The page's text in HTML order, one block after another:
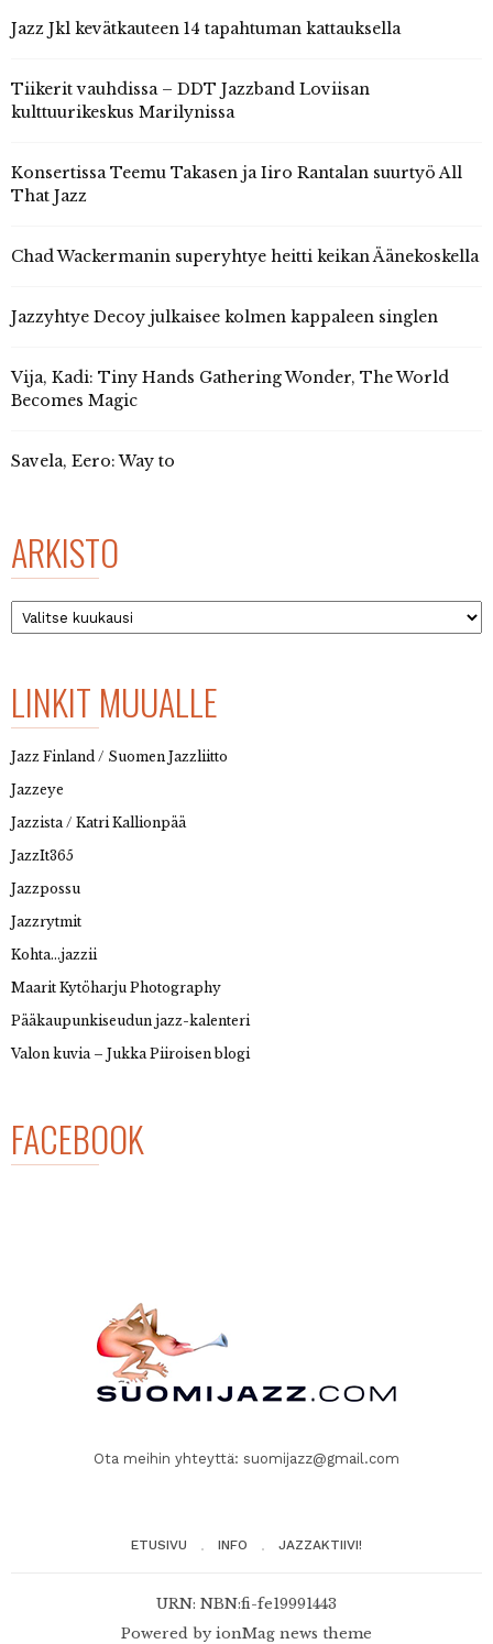
Jazz Jkl kevätkauteen 14 tapahtuman kattauksella
Tiikerit vauhdissa – DDT Jazzband Loviisan
kulttuurikeskus Marilynissa
Konsertissa Teemu Takasen ja Iiro Rantalan suurtyö All
That Jazz
Chad Wackermanin superyhtye heitti keikan Äänekoskella
Jazzyhtye Decoy julkaisee kolmen kappaleen singlen
Vija, Kadi: Tiny Hands Gathering Wonder, The World
Becomes Magic
Savela, Eero: Way to
ARKISTO
Arkisto
LINKIT MUUALLE
Jazz Finland / Suomen Jazzliitto
Jazzeye
Jazzista / Katri Kallionpää
JazzIt365
Jazzpossu
Jazzrytmit
Kohta…jazzii
Maarit Kytöharju Photography
Pääkaupunkiseudun jazz-kalenteri
Valon kuvia – Jukka Piiroisen blogi
FACEBOOK
Ota meihin yhteyttä: suomijazz@gmail.com
ETUSIVU INFO JAZZAKTIIVI!
URN: NBN:fi-fe19991443
Powered by ionMag news theme